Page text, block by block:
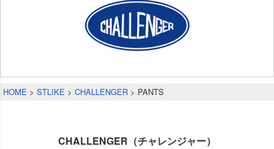
HOME STLIKE CHALLENGER PANTS
CHALLENGER（チャレンジャー）